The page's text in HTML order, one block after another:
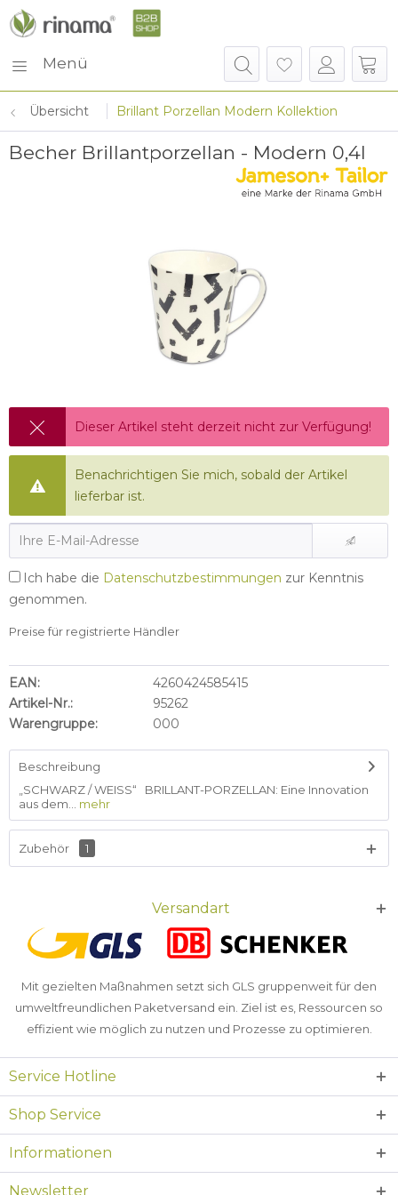
Menü
Übersicht Brillant Porzellan Modern Kollektion
Becher Brillantporzellan - Modern 0,4l
Dieser Artikel steht derzeit nicht zur Verfügung!
Benachrichtigen Sie mich, sobald der Artikel
lieferbar ist.
Ich habe die Datenschutzbestimmungen zur Kenntnis
genommen.
Preise für registrierte Händler
EAN:
4260424585415
Artikel-Nr.:
95262
Warengruppe:
000
Beschreibung
„SCHWARZ / WEISS“ BRILLANT-PORZELLAN: Eine Innovation
aus dem...
mehr
Zubehör 1
Versandart
Mit gezielten Maßnahmen setzt sich GLS gruppenweit für den
umweltfreundlichen Paketversand ein. Ziel ist es, Ressourcen so
effizient wie möglich zu nutzen und Prozesse zu optimieren.
Service Hotline
Shop Service
Informationen
Newsletter